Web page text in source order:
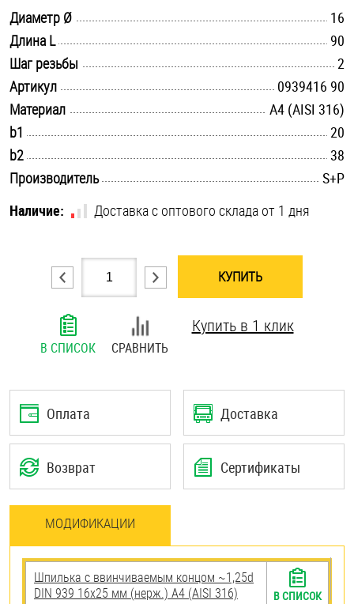
Стопорные кольца
Такелаж
Хомуты
Шпильки
Шплинты
Штифты и пальцы
Диаметр Ø
16
Длина L
90
Шаг резьбы
2
Артикул
0939416 90
Материал
A4 (AISI 316)
b1
20
b2
38
Производитель
S+P
Наличие:
Доставка с оптового склада от 1 дня
КУПИТЬ
В СПИСОК СРАВНИТЬ
Купить в 1 клик
Оплата Доставка
Возврат Сертификаты
МОДИФИКАЦИИ
Шпилька c ввинчиваемым концом ~1,25d
DIN 939 16х25 мм (нерж.) A4 (AISI 316)
В СПИСОК